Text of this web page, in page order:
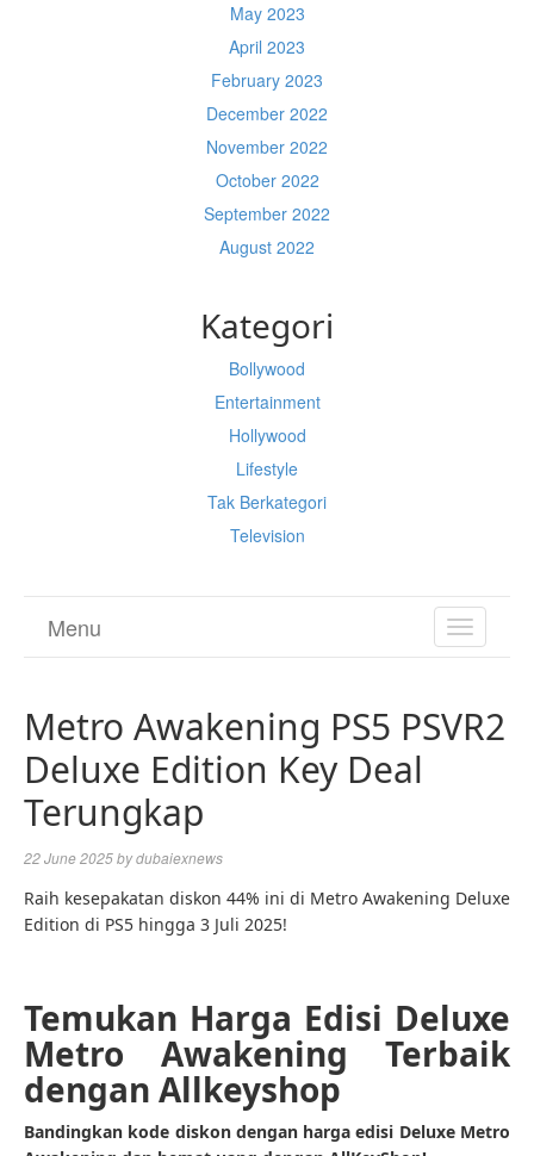
May 2023
April 2023
February 2023
December 2022
November 2022
October 2022
September 2022
August 2022
Kategori
Bollywood
Entertainment
Hollywood
Lifestyle
Tak Berkategori
Television
TOGGLE
Menu
Metro Awakening PS5 PSVR2
Deluxe Edition Key Deal
Terungkap
22 June 2025bydubaiexnews
Raih kesepakatan diskon 44% ini di Metro Awakening Deluxe
Edition di PS5 hingga 3 Juli 2025!
Temukan Harga Edisi Deluxe
Metro Awakening Terbaik
dengan Allkeyshop
Bandingkan kode diskon dengan harga edisi Deluxe Metro